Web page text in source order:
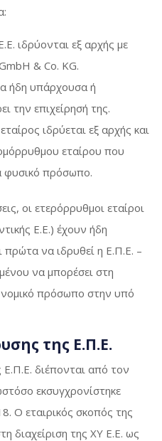
ιδρύονται εξ αρχής με
& Co. KG.
ήδη υπάρχουσα ή
την επιχείρησή της.
ιδρύεται εξ αρχής και
εταίρου που
φυσικό πρόσωπο.
οι ετερόρρυθμοι εταίροι
Ε.Ε.) έχουν ήδη
πρώτα να ιδρυθεί η Ε.Π.Ε. –
να μπορέσει στη
νομικό πρόσωπο στην υπό
της Ε.Π.Ε.
Ε.Π.Ε. διέπονται από τον
εκσυγχρονίστηκε
Ο εταιρικός σκοπός της
διαχείριση της XY Ε.Ε. ως